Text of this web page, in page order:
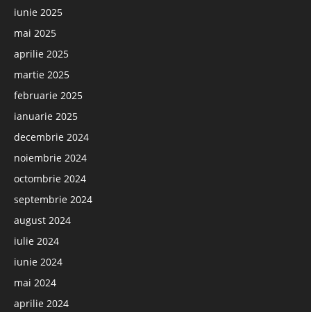
iunie 2025
mai 2025
aprilie 2025
martie 2025
februarie 2025
ianuarie 2025
decembrie 2024
noiembrie 2024
octombrie 2024
septembrie 2024
august 2024
iulie 2024
iunie 2024
mai 2024
aprilie 2024